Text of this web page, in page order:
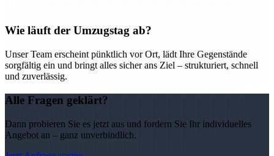
Wie läuft der Umzugstag ab?
Unser Team erscheint pünktlich vor Ort, lädt Ihre Gegenstände
sorgfältig ein und bringt alles sicher ans Ziel – strukturiert, schnell
und zuverlässig.
Alle Fragen geklärt?
Dann probieren Sie es jetzt aus und fordern Sie Ihr individuelles
Angebot an – ganz unverbindlich.